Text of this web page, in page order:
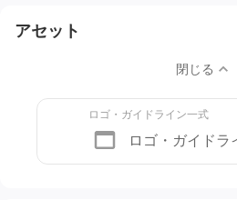
アセット
閉じる
ロゴ・ガイドライン一式
ロゴ・ガイドラ